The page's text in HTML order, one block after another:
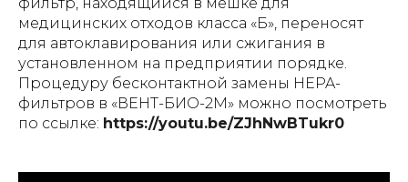
медицинских отходов класса «Б», переносят
для автоклавирования или сжигания в
установленном на предприятии порядке.
Процедуру бесконтактной замены HEPA-
фильтров в «ВЕНТ-БИО-2М» можно посмотреть
по ссылке: https://youtu.be/ZJhNwBTukr0